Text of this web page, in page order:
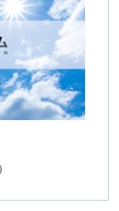
17:30